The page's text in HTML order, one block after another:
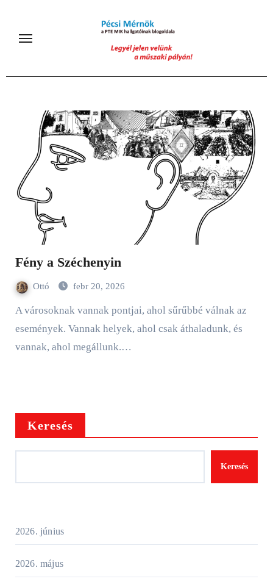
content
Fény a Széchenyin
Ottó febr 20, 2026
A városoknak vannak pontjai, ahol sűrűbbé válnak az
események. Vannak helyek, ahol csak áthaladunk, és
vannak, ahol megállunk.…
Keresés
Keresés
2026. június
2026. május